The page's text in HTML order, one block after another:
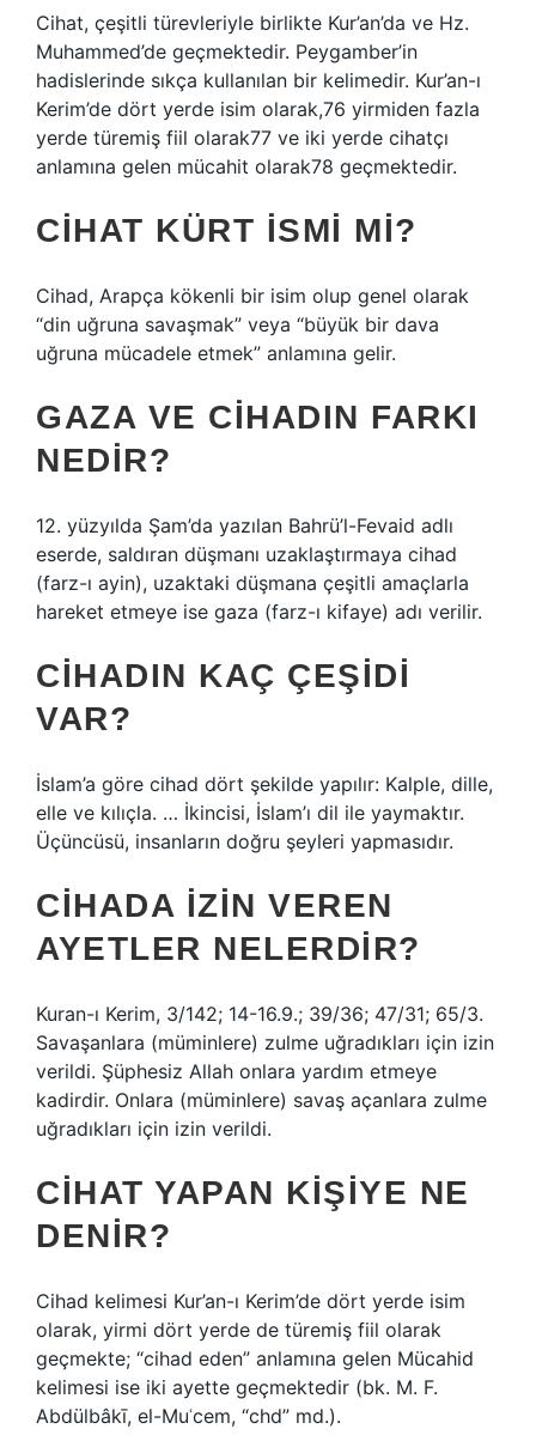
Cihat, çeşitli türevleriyle birlikte Kur’an’da ve Hz.
Muhammed’de geçmektedir. Peygamber’in
hadislerinde sıkça kullanılan bir kelimedir. Kur’an-ı
Kerim’de dört yerde isim olarak,76 yirmiden fazla
yerde türemiş fiil olarak77 ve iki yerde cihatçı
anlamına gelen mücahit olarak78 geçmektedir.
CIHAT KÜRT ISMI MI?
Cihad, Arapça kökenli bir isim olup genel olarak
“din uğruna savaşmak” veya “büyük bir dava
uğruna mücadele etmek” anlamına gelir.
GAZA VE CIHADIN FARKI
NEDIR?
12. yüzyılda Şam’da yazılan Bahrü’l-Fevaid adlı
eserde, saldıran düşmanı uzaklaştırmaya cihad
(farz-ı ayin), uzaktaki düşmana çeşitli amaçlarla
hareket etmeye ise gaza (farz-ı kifaye) adı verilir.
CIHADIN KAÇ ÇEŞIDI
VAR?
İslam’a göre cihad dört şekilde yapılır: Kalple, dille,
elle ve kılıçla. … İkincisi, İslam’ı dil ile yaymaktır.
Üçüncüsü, insanların doğru şeyleri yapmasıdır.
CIHADA IZIN VEREN
AYETLER NELERDIR?
Kuran-ı Kerim, 3/142; 14-16.9.; 39/36; 47/31; 65/3.
Savaşanlara (müminlere) zulme uğradıkları için izin
verildi. Şüphesiz Allah onlara yardım etmeye
kadirdir. Onlara (müminlere) savaş açanlara zulme
uğradıkları için izin verildi.
CIHAT YAPAN KIŞIYE NE
DENIR?
Cihad kelimesi Kur’an-ı Kerim’de dört yerde isim
olarak, yirmi dört yerde de türemiş fiil olarak
geçmekte; “cihad eden” anlamına gelen Mücahid
kelimesi ise iki ayette geçmektedir (bk. M. F.
Abdülbâkī, el-Muʿcem, “chd” md.).